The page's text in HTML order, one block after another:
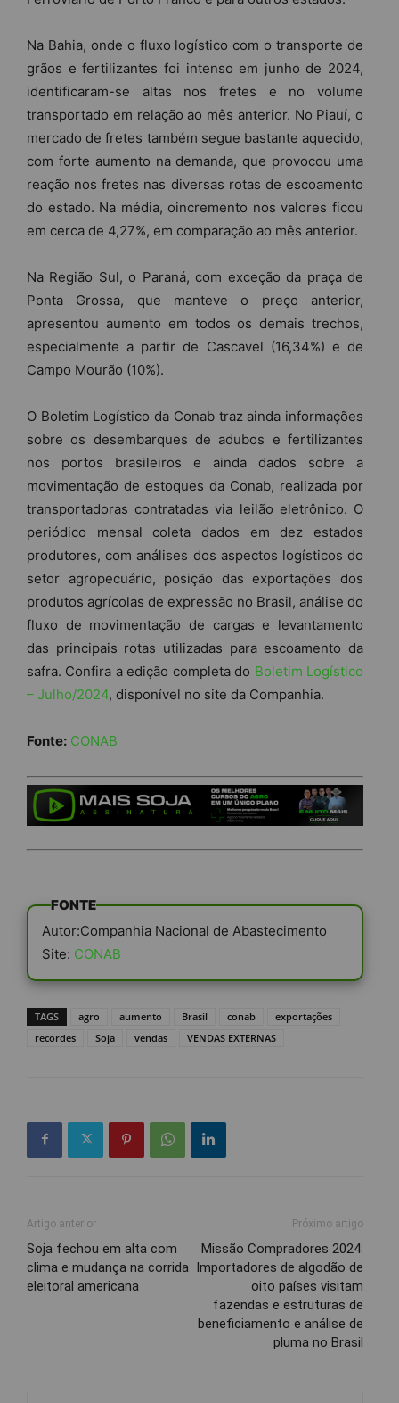
Na Bahia, onde o fluxo logístico com o transporte de
grãos e fertilizantes foi intenso em junho de 2024,
identificaram-se altas nos fretes e no volume
transportado em relação ao mês anterior. No Piauí, o
mercado de fretes também segue bastante aquecido,
com forte aumento na demanda, que provocou uma
reação nos fretes nas diversas rotas de escoamento
do estado. Na média, oincremento nos valores ficou
em cerca de 4,27%, em comparação ao mês anterior.
Na Região Sul, o Paraná, com exceção da praça de
Ponta Grossa, que manteve o preço anterior,
apresentou aumento em todos os demais trechos,
especialmente a partir de Cascavel (16,34%) e de
Campo Mourão (10%).
O Boletim Logístico da Conab traz ainda informações
sobre os desembarques de adubos e fertilizantes
nos portos brasileiros e ainda dados sobre a
movimentação de estoques da Conab, realizada por
transportadoras contratadas via leilão eletrônico. O
periódico mensal coleta dados em dez estados
produtores, com análises dos aspectos logísticos do
setor agropecuário, posição das exportações dos
produtos agrícolas de expressão no Brasil, análise do
fluxo de movimentação de cargas e levantamento
das principais rotas utilizadas para escoamento da
safra. Confira a edição completa do Boletim Logístico
– Julho/2024, disponível no site da Companhia.
Fonte: CONAB
FONTE
Autor:Companhia Nacional de Abastecimento
Site: CONAB
TAGS agro aumento Brasil conab
exportações
recordes
Soja vendas VENDAS EXTERNAS
Artigo anterior
Soja fechou em alta com
clima e mudança na corrida
eleitoral americana
Próximo artigo
Missão Compradores 2024:
Importadores de algodão de
oito países visitam
fazendas e estruturas de
beneficiamento e análise de
pluma no Brasil